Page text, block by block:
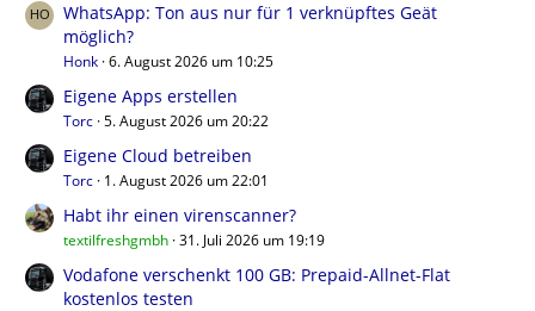
WhatsApp: Ton aus nur für 1 verknüpftes Geät
möglich?
Honk 6. August 2026 um 10:25
Eigene Apps erstellen
Torc 5. August 2026 um 20:22
Eigene Cloud betreiben
Torc 1. August 2026 um 22:01
Habt ihr einen virenscanner?
textilfreshgmbh 31. Juli 2026 um 19:19
Vodafone verschenkt 100 GB: Prepaid-Allnet-Flat
kostenlos testen